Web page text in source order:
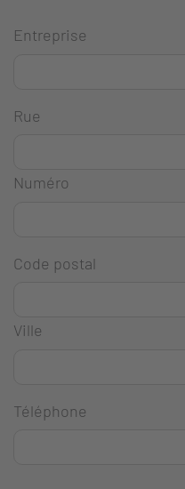
Entreprise
Rue
Numéro
Code postal
Ville
Téléphone